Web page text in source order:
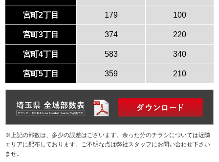
宮町2丁目 179 100
宮町3丁目 374 220
宮町4丁目 583 340
宮町5丁目 359 210
※上記の部数は、多少の誤差はございます。余った分のチラシについては近隣
エリアに配布しております。ご不明な点は弊社スタッフにお問い合わせ下さい
ませ。